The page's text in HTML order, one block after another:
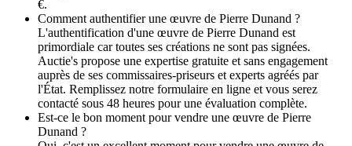
€.
Comment authentifier une œuvre de Pierre Dunand ?
L'authentification d'une œuvre de Pierre Dunand est
primordiale car toutes ses créations ne sont pas signées.
Auctie's propose une expertise gratuite et sans engagement
auprès de ses commissaires-priseurs et experts agréés par
l'État. Remplissez notre formulaire en ligne et vous serez
contacté sous 48 heures pour une évaluation complète.
Est-ce le bon moment pour vendre une œuvre de Pierre
Dunand ?